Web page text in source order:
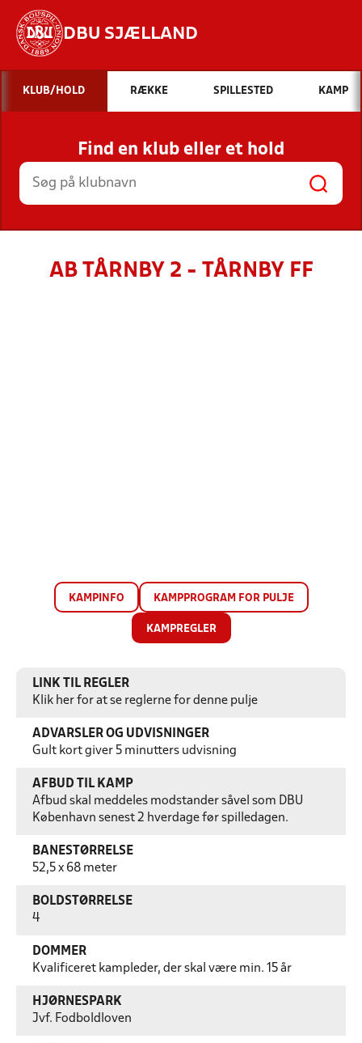
DBU SJÆLLAND
Hvad vil du søge efter?
INDHOLD OG NYHEDER
STILLINGER, RESULTATER, KLUBBER OG
HOLD
KLUB/HOLD RÆKKE SPILLESTED KAMP
Find en klub eller et hold
AB TÅRNBY 2 - TÅRNBY FF
KAMPINFO KAMPPROGRAM FOR PULJE
KAMPREGLER
LINK TIL REGLER
Klik her for at se reglerne for denne pulje
ADVARSLER OG UDVISNINGER
Gult kort giver 5 minutters udvisning
AFBUD TIL KAMP
Afbud skal meddeles modstander såvel som DBU
København senest 2 hverdage før spilledagen.
BANESTØRRELSE
52,5 x 68 meter
BOLDSTØRRELSE
4
DOMMER
Kvalificeret kampleder, der skal være min. 15 år
HJØRNESPARK
Jvf. Fodboldloven